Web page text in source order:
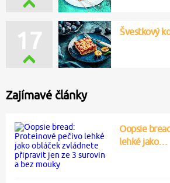
17 Švestkový
Zajímavé články
Oopsie
lehké jako…